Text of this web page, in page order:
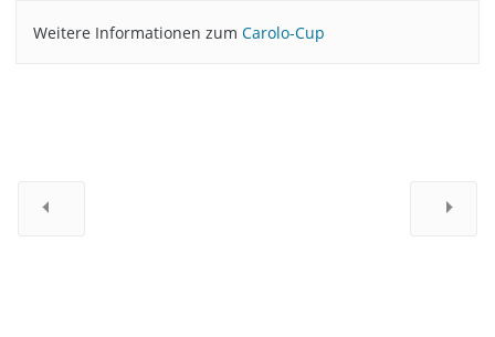
Weitere Informationen zum Carolo-Cup